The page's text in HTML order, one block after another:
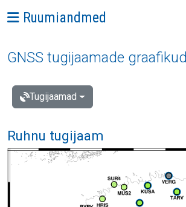
Ava menüü: Ruumiandmed
Ruumiandmed
GNSS tugijaamade graafikud
Tugijaamad
Ruhnu tugijaam